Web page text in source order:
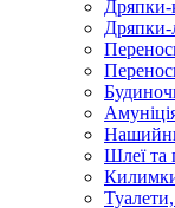
Дряпки-
Дряпки-
Шлеї та
Килимки